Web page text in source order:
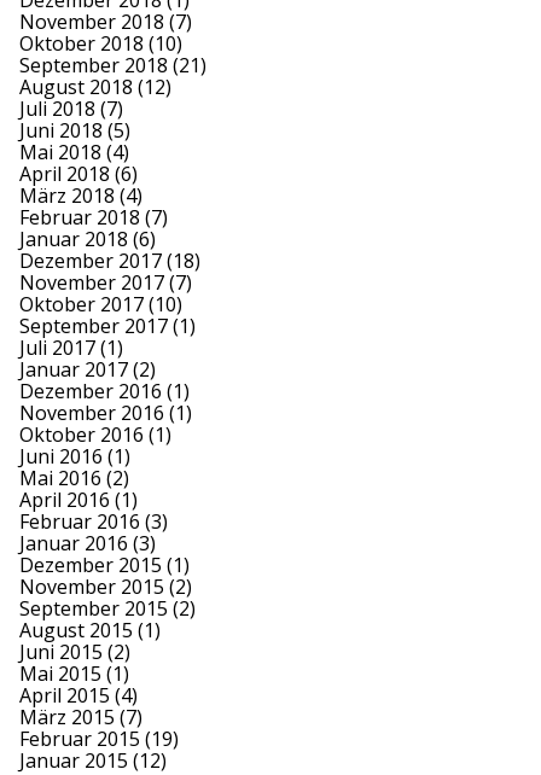
November 2018 (7)
Oktober 2018 (10)
September 2018 (21)
August 2018 (12)
Juli 2018 (7)
Juni 2018 (5)
Mai 2018 (4)
April 2018 (6)
März 2018 (4)
Februar 2018 (7)
Januar 2018 (6)
Dezember 2017(18)
November 2017(7)
Oktober 2017(10)
September 2017(1)
Juli 2017(1)
Januar 2017(2)
Dezember 2016 (1)
November 2016 (1)
Oktober 2016 (1)
Juni 2016 (1)
Mai 2016 (2)
April 2016 (1)
Februar 2016 (3)
Januar 2016 (3)
Dezember 2015 (1)
November 2015 (2)
September 2015 (2)
August 2015 (1)
Juni 2015 (2)
Mai 2015 (1)
April 2015 (4)
März 2015 (7)
Februar 2015 (19)
Januar 2015 (12)